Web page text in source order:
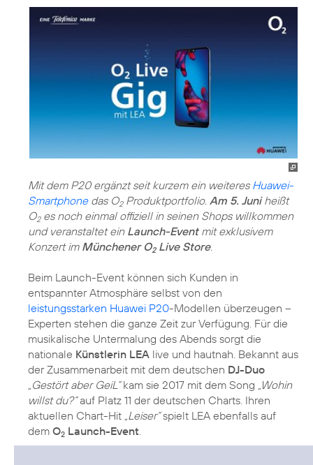
Mit dem P20 ergänzt seit kurzem ein weiteres Huawei-
Smartphonedas O2Produktportfolio. Am 5. Juniheißt
O2es noch einmal offiziell in seinen Shops willkommen
und veranstaltet ein Launch-Eventmit exklusivem
Konzert im Münchener O2Live Store.
Beim Launch-Event können sich Kunden in
entspannter Atmosphäre selbst von den
leistungsstarken Huawei P20-Modellen überzeugen –
Experten stehen die ganze Zeit zur Verfügung. Für die
musikalische Untermalung des Abends sorgt die
nationale Künstlerin LEA live und hautnah. Bekannt aus
der Zusammenarbeit mit dem deutschen DJ-Duo
„Gestört aber GeiL“kam sie 2017 mit dem Song „Wohin
willst du?“auf Platz 11 der deutschen Charts. Ihren
aktuellen Chart-Hit „Leiser“spielt LEA ebenfalls auf
dem O2 Launch-Event